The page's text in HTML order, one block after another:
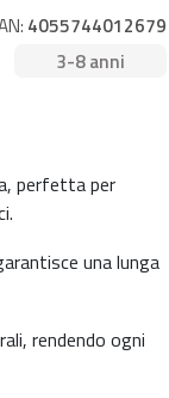
4055744012679
3-8 anni
perfetta per
una lunga
rendendo ogni